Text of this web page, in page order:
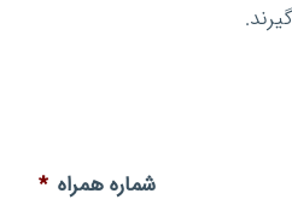
شماره همراه *